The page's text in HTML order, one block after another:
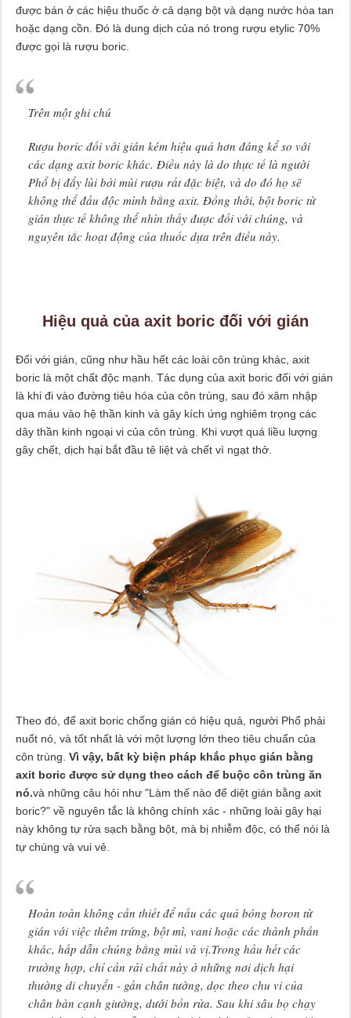
được bán ở các hiệu thuốc ở cả dạng bột và dạng nước hòa tan
hoặc dạng cồn. Đó là dung dịch của nó trong rượu etylic 70%
được gọi là rượu boric.
Trên một ghi chú
Rượu boric đối với gián kém hiệu quả hơn đáng kể so với
các dạng axit boric khác. Điều này là do thực tế là người
Phổ bị đẩy lùi bởi mùi rượu rất đặc biệt, và do đó họ sẽ
không thể đầu độc mình bằng axit. Đồng thời, bột boric từ
gián thực tế không thể nhìn thấy được đối với chúng, và
nguyên tắc hoạt động của thuốc dựa trên điều này.
Hiệu quả của axit boric đối với gián
Đối với gián, cũng như hầu hết các loài côn trùng khác, axit
boric là một chất độc mạnh. Tác dụng của axit boric đối với gián
là khi đi vào đường tiêu hóa của côn trùng, sau đó xâm nhập
qua máu vào hệ thần kinh và gây kích ứng nghiêm trọng các
dây thần kinh ngoại vi của côn trùng. Khi vượt quá liều lượng
gây chết, dịch hại bắt đầu tê liệt và chết vì ngạt thở.
Theo đó, để axit boric chống gián có hiệu quả, người Phổ phải
nuốt nó, và tốt nhất là với một lượng lớn theo tiêu chuẩn của
côn trùng. Vì vậy, bất kỳ biện pháp khắc phục gián bằng
axit boric được sử dụng theo cách để buộc côn trùng ăn
nó.và những câu hỏi như "Làm thế nào để diệt gián bằng axit
boric?" về nguyên tắc là không chính xác - những loài gây hại
này không tự rửa sạch bằng bột, mà bị nhiễm độc, có thể nói là
tự chúng và vui vẻ.
Hoàn toàn không cần thiết để nấu các quả bóng boron từ
gián với việc thêm trứng, bột mì, vani hoặc các thành phần
khác, hấp dẫn chúng bằng mùi và vị.Trong hầu hết các
trường hợp, chỉ cần rải chất này ở những nơi dịch hại
thường di chuyển - gần chân tường, dọc theo chu vi của
chân bàn cạnh giường, dưới bồn rửa. Sau khi sâu bọ chạy